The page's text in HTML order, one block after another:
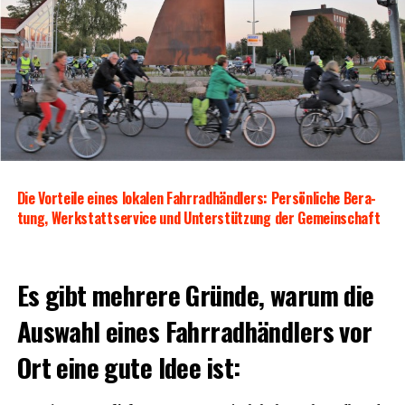
Die Vor­tei­le eines loka­len Fahr­rad­händ­lers: Per­sön­li­che Bera­
tung, Werk­statt­ser­vice und Unter­stüt­zung der Gemeinschaft
Es gibt meh­re­re Grün­de, war­um die
Aus­wahl eines Fahr­rad­händ­lers vor
Ort eine gute Idee ist: